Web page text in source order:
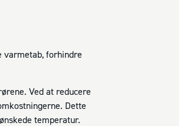
forhindre
Ved at reducere
Dette
temperatur.